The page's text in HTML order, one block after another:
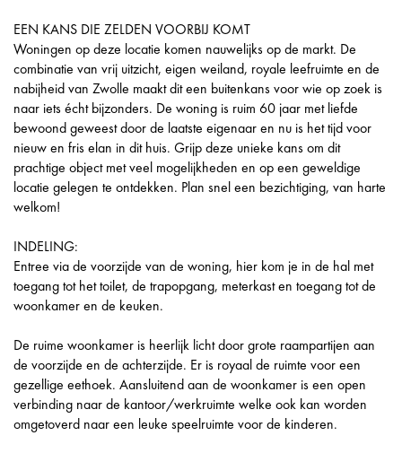
EEN KANS DIE ZELDEN VOORBIJ KOMT
Woningen op deze locatie komen nauwelijks op de markt. De
combinatie van vrij uitzicht, eigen weiland, royale leefruimte en de
nabijheid van Zwolle maakt dit een buitenkans voor wie op zoek is
naar iets écht bijzonders. De woning is ruim 60 jaar met liefde
bewoond geweest door de laatste eigenaar en nu is het tijd voor
nieuw en fris elan in dit huis. Grijp deze unieke kans om dit
prachtige object met veel mogelijkheden en op een geweldige
locatie gelegen te ontdekken. Plan snel een bezichtiging, van harte
welkom!
INDELING:
Entree via de voorzijde van de woning, hier kom je in de hal met
toegang tot het toilet, de trapopgang, meterkast en toegang tot de
woonkamer en de keuken.
De ruime woonkamer is heerlijk licht door grote raampartijen aan
de voorzijde en de achterzijde. Er is royaal de ruimte voor een
gezellige eethoek. Aansluitend aan de woonkamer is een open
verbinding naar de kantoor/werkruimte welke ook kan worden
omgetoverd naar een leuke speelruimte voor de kinderen.